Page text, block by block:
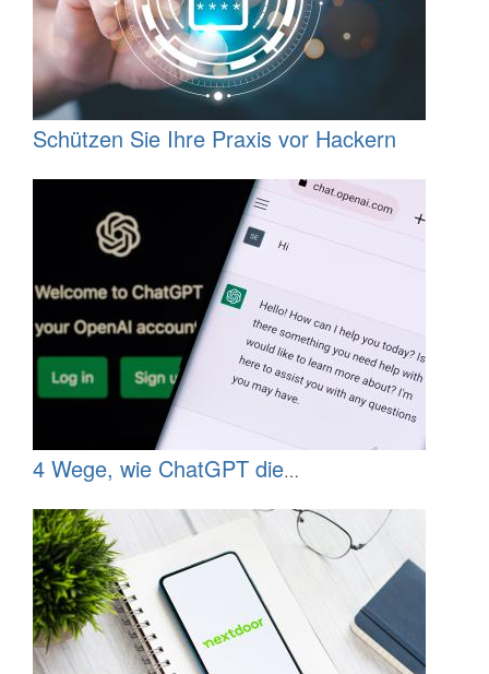
Schützen Sie Ihre Praxis vor Hackern
4 Wege, wie ChatGPT die
Aufgaben optimieren kann